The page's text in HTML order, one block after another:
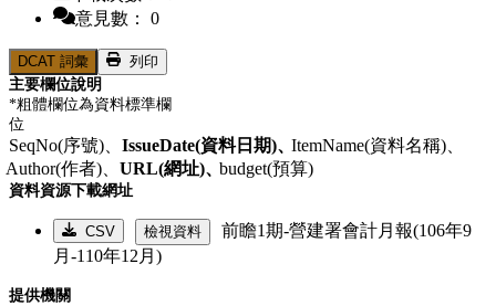
意見數： 0
DCAT 詞彙
列印
主要欄位說明
*粗體欄位為資料標準欄
位
SeqNo(序號)、 IssueDate(資料日期)、ItemName(資料名稱)、
Author(作者)、 URL(網址)、budget(預算)
資料資源下載網址
CSV 檢視資料
前瞻1期-營建署會計月報(106年9
月-110年12月)
提供機關